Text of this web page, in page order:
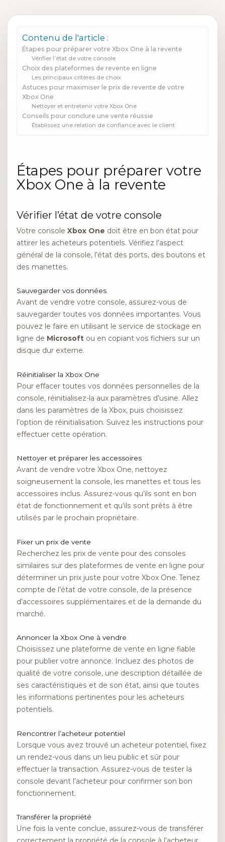
Contenu de l'article :
Étapes pour préparer votre Xbox One à la revente
Vérifier l’état de votre console
Choix des plateformes de revente en ligne
Les principaux critères de choix
Astuces pour maximiser le prix de revente de votre
Xbox One
Nettoyer et entretenir votre Xbox One
Conseils pour conclure une vente réussie
Établissez une relation de confiance avec le client
Étapes pour préparer votre
Xbox One à la revente
Vérifier l’état de votre console
Votre console Xbox One doit être en bon état pour
attirer les acheteurs potentiels. Vérifiez l’aspect
général de la console, l’état des ports, des boutons et
des manettes.
Sauvegarder vos données
Avant de vendre votre console, assurez-vous de
sauvegarder toutes vos données importantes. Vous
pouvez le faire en utilisant le service de stockage en
ligne de Microsoft ou en copiant vos fichiers sur un
disque dur externe.
Réinitialiser la Xbox One
Pour effacer toutes vos données personnelles de la
console, réinitialisez-la aux paramètres d’usine. Allez
dans les paramètres de la Xbox, puis choisissez
l’option de réinitialisation. Suivez les instructions pour
effectuer cette opération.
Nettoyer et préparer les accessoires
Avant de vendre votre Xbox One, nettoyez
soigneusement la console, les manettes et tous les
accessoires inclus. Assurez-vous qu’ils sont en bon
état de fonctionnement et qu’ils sont prêts à être
utilisés par le prochain propriétaire.
Fixer un prix de vente
Recherchez les prix de vente pour des consoles
similaires sur des plateformes de vente en ligne pour
déterminer un prix juste pour votre Xbox One. Tenez
compte de l’état de votre console, de la présence
d’accessoires supplémentaires et de la demande du
marché.
Annoncer la Xbox One à vendre
Choisissez une plateforme de vente en ligne fiable
pour publier votre annonce. Incluez des photos de
qualité de votre console, une description détaillée de
ses caractéristiques et de son état, ainsi que toutes
les informations pertinentes pour les acheteurs
potentiels.
Rencontrer l’acheteur potentiel
Lorsque vous avez trouvé un acheteur potentiel, fixez
un rendez-vous dans un lieu public et sûr pour
effectuer la transaction. Assurez-vous de tester la
console devant l’acheteur pour confirmer son bon
fonctionnement.
Transférer la propriété
Une fois la vente conclue, assurez-vous de transférer